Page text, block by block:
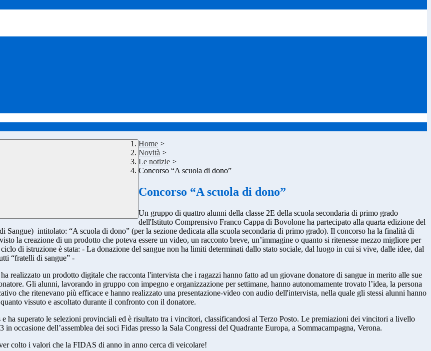
Home >
Novità >
Le notizie >
Concorso “A scuola di dono”
Concorso “A scuola di dono”
Un gruppo di quattro alunni della classe 2E della scuola secondaria di primo grado
dell'Istituto Comprensivo Franco Cappa di Bovolone ha partecipato alla quarta edizione del
Sangue) intitolato: “A scuola di dono” (per la sezione dedicata alla scuola secondaria di primo grado). Il concorso ha la finalità di
la creazione di un prodotto che poteva essere un video, un racconto breve, un’immagine o quanto si ritenesse mezzo migliore per
di istruzione è stata: - La donazione del sangue non ha limiti determinati dallo stato sociale, dal luogo in cui si vive, dalle idee, dal
“fratelli di sangue” -
realizzato un prodotto digitale che racconta l'intervista che i ragazzi hanno fatto ad un giovane donatore di sangue in merito alle sue
Gli alunni, lavorando in gruppo con impegno e organizzazione per settimane, hanno autonomamente trovato l’idea, la persona
che ritenevano più efficace e hanno realizzato una presentazione-video con audio dell'intervista, nella quale gli stessi alunni hanno
vissuto e ascoltato durante il confronto con il donatore.
ha superato le selezioni provinciali ed è risultato tra i vincitori, classificandosi al Terzo Posto. Le premiazioni dei vincitori a livello
occasione dell’assemblea dei soci Fidas presso la Sala Congressi del Quadrante Europa, a Sommacampagna, Verona.
colto i valori che la FIDAS di anno in anno cerca di veicolare!